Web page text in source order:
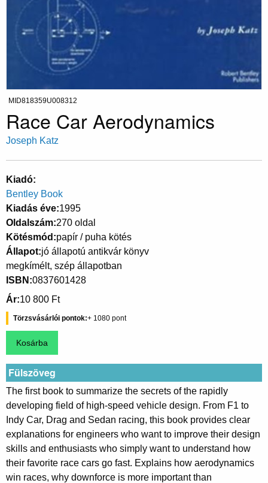
MID818359U008312
Race Car Aerodynamics
Joseph Katz
Kiadó
Bentley Book
Kiadás éve 1995
Oldalszám 270 oldal
Kötésmód papír / puha kötés
Állapot jó állapotú antikvár könyv
megkímélt, szép állapotban
ISBN 0837601428
Ár 10 800 Ft
Törzsvásárlói pontok 1080
Fülszöveg
The first book to summarize the secrets of the rapidly
developing field of high-speed vehicle design. From F1 to
Indy Car, Drag and Sedan racing, this book provides clear
explanations for engineers who want to improve their design
skills and enthusiasts who simply want to understand how
their favorite race cars go fast. Explains how aerodynamics
win races, why downforce is more important than